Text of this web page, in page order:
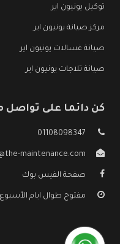
توكيل يونيون اير
مركز صيانة يونيون اير
صيانة غسالات يونيون اير
صيانة ثلاجات يونيون اير
كن دائما على تواصل
01108098347
maintenance.com
صفحة الفيس بوك
مفتوح طوال ايام الأسبوع